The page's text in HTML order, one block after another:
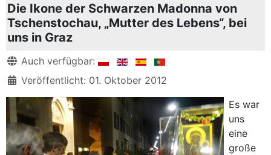
Die Ikone der Schwarzen Madonna von
Tschenstochau, „Mutter des Lebens“, bei
uns in Graz
DetailsAuch verfügbar:
Veröffentlicht: 01. Oktober 2012
Es war
uns
eine
große